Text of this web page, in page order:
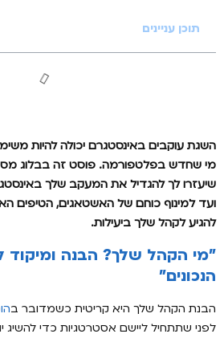
תוכן עניינים
השגת עוקבים באינסטגרם יכולה להיות
מי שחדש בפלטפורמה. פוסט זה בבלוג
שיעזרו לך להגדיל את המעקב שלך
ועד למינוף כוחם של האשטאגים, הטיפים
להגיע לקהל שלך ביעילות.
"מי הקהל שלך? הבנה
הנכונים"
הבנת הקהל שלך היא קריטית כשמדובר ב
לפני שתתחיל ליישם אסטרטגיות כדי להשיג